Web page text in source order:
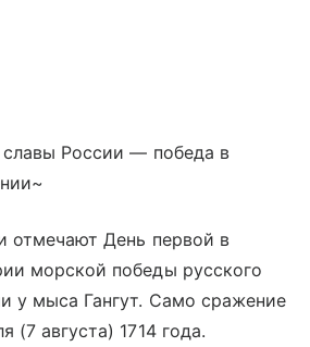
России — победа в
отмечают День первой в
морской победы русского
у мыса Гангут. Само сражение
(7 августа) 1714 года.